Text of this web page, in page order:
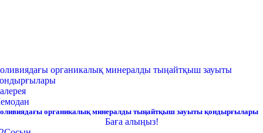
органикалық минералды тыңайтқыш зауыты
органикалық минералды тыңайтқыш зауыты қондырғылары
Баға алыңыз!